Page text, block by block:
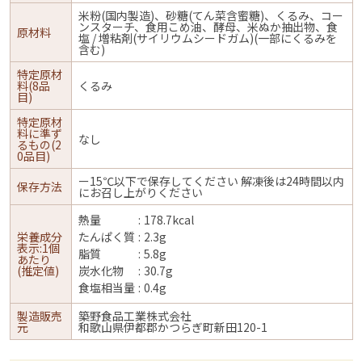
原材料
米粉(国内製造)、砂糖(てん菜含蜜糖)、くるみ、コー
ンスターチ、食用こめ油、酵母、米ぬか抽出物、食
塩 / 増粘剤(サイリウムシードガム)(一部にくるみを
含む)
特定原材
料(8品
目)
くるみ
特定原材
料に準ず
るもの(2
0品目)
なし
保存方法 ー15℃以下で保存してください 解凍後は24時間以内
にお召し上がりください
栄養成分
表示:1個
あたり
(推定値)
熱量
178.7kcal
たんぱく質
2.3g
脂質
5.8g
炭水化物
30.7g
食塩相当量 0.4g
製造販売
元
築野食品工業株式会社
和歌山県伊都郡かつらぎ町新田120-1